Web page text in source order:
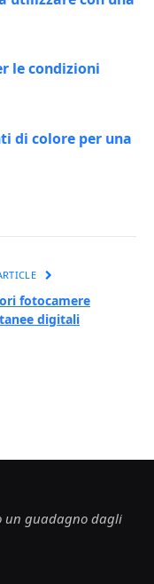
le condizioni
di colore per una
fotocamere
digitali
un guadagno dagli